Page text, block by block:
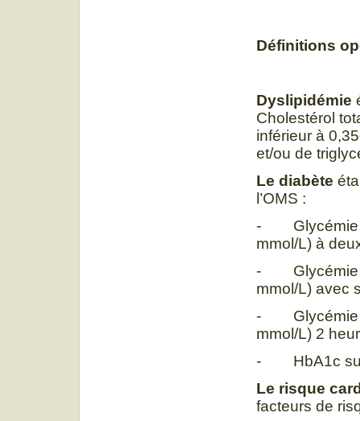
Définitions
Dyslipidémie
Cholestérol
inférieur à
et/ou de
Le diabète
l’OMS :
- Glycémie à
mmol/L) à
- Glycémie
mmol/L) avec
- Glycémie
mmol/L) 2
- HbA1c
Le risque
facteurs de